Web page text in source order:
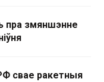
пра змяншэнне
свае ракетныя